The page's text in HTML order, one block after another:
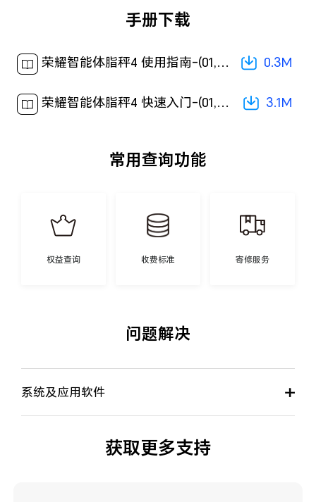
手册下载
荣耀智能体脂秤4 使用指南-(01,ASR-B19,zh-CN)[ 0.3M ] 0.3M
荣耀智能体脂秤4 快速入门-(01,ASR-B19,zh-CN)[ 3.1M ] 3.1M
常用查询功能
权益查询 收费标准 寄修服务
问题解决
系统及应用软件
获取更多支持